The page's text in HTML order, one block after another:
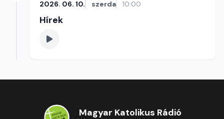
2026. 06. 10. szerda 10:00
Hírek
Magyar Katolikus Rádió